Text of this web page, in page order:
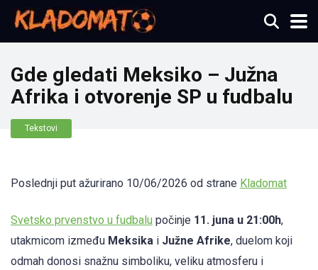
Gde gledati Meksiko – Južna
Afrika i otvorenje SP u fudbalu
Tekstovi
Poslednji put ažurirano 10/06/2026 od strane Kladomat
Svetsko prvenstvo u fudbalu počinje 11. juna u 21:00h,
utakmicom između Meksika i Južne Afrike, duelom koji
odmah donosi snažnu simboliku, veliku atmosferu i